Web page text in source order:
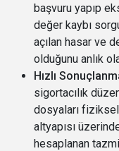
başvuru yapıp
değer kaybı
açılan hasar ve
olduğunu anlık
Hızlı
sigortacılık
dosyaları
altyapısı
hesaplanan